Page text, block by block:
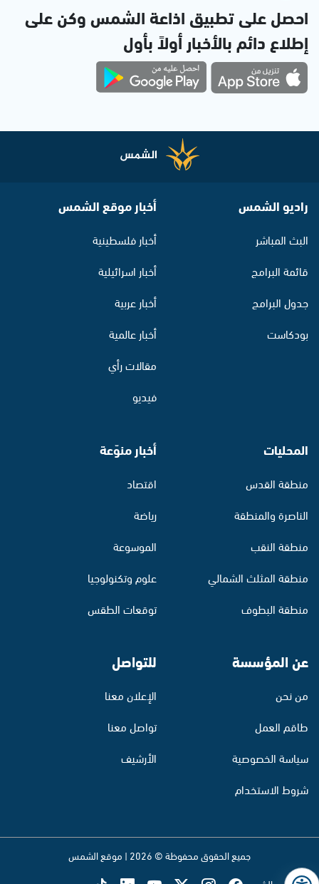
احصل على تطبيق اذاعة الشمس وكن على
إطلاع دائم بالأخبار أولاً بأول
راديو الشمس
البث المباشر
قائمة البرامج
جدول البرامج
بودكاست
أخبار موقع الشمس
أخبار فلسطينية
أخبار اسرائيلية
أخبار عربية
أخبار عالمية
مقالات رأي
فيديو
المحليات
منطقة القدس
الناصرة والمنطقة
منطقة النقب
منطقة المثلث الشمالي
منطقة البطوف
أخبار منوّعة
اقتصاد
رياضة
الموسوعة
علوم وتكنولوجيا
توقعات الطقس
عن المؤسسة
من نحن
طاقم العمل
سياسة الخصوصية
شروط الاستخدام
للتواصل
الإعلان معنا
تواصل معنا
الأرشيف
جميع الحقوق محفوظة © 2026 | موقع الشمس